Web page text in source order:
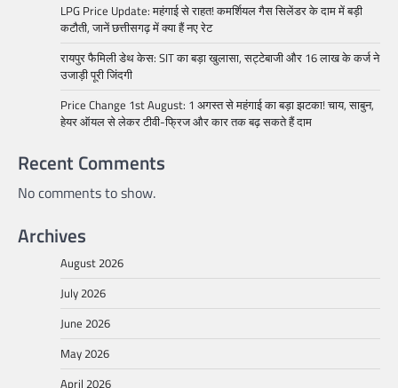
LPG Price Update: महंगाई से राहत! कमर्शियल गैस सिलेंडर के दाम में बड़ी
कटौती, जानें छत्तीसगढ़ में क्या हैं नए रेट
रायपुर फैमिली डेथ केस: SIT का बड़ा खुलासा, सट्टेबाजी और 16 लाख के कर्ज ने
उजाड़ी पूरी जिंदगी
Price Change 1st August: 1 अगस्त से महंगाई का बड़ा झटका! चाय, साबुन,
हेयर ऑयल से लेकर टीवी-फ्रिज और कार तक बढ़ सकते हैं दाम
Recent Comments
No comments to show.
Archives
August 2026
July 2026
June 2026
May 2026
April 2026